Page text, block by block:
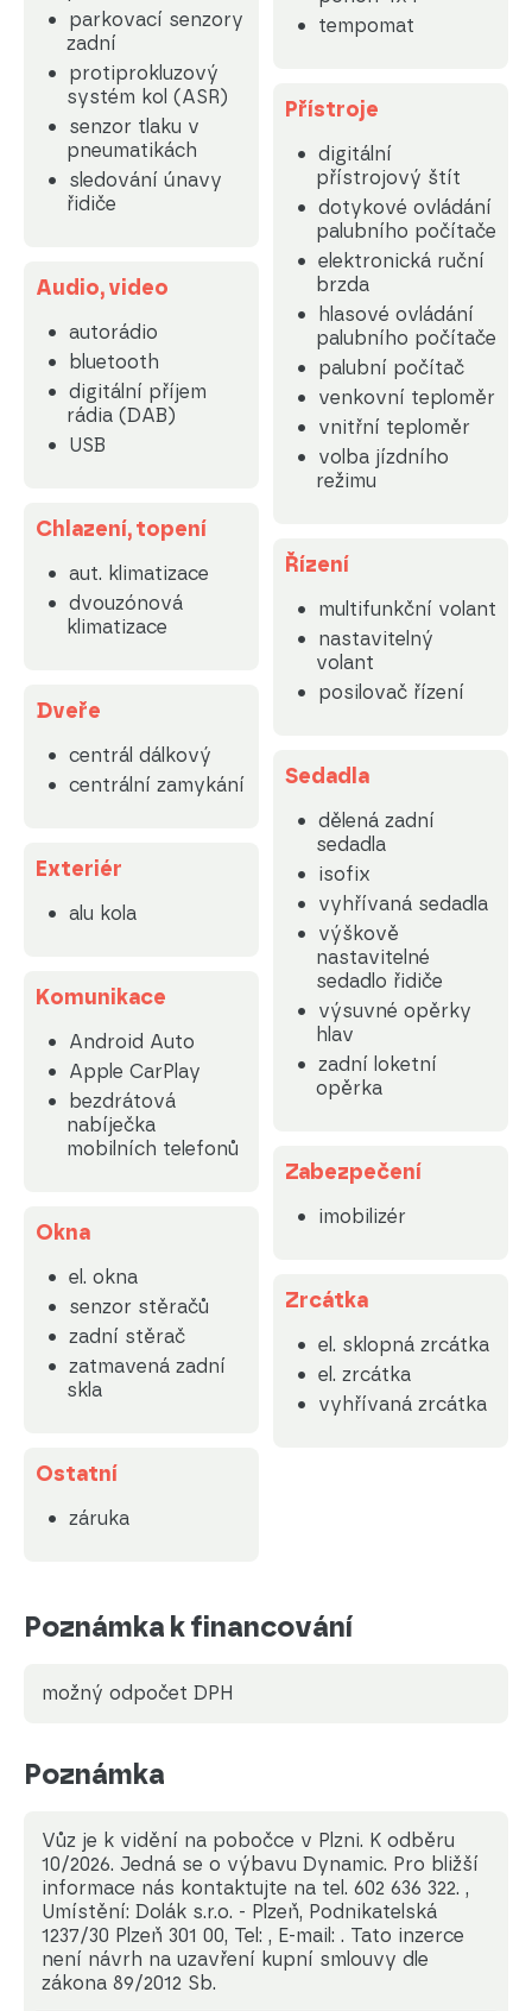
parkovací senzory
zadní
protiprokluzový
systém kol (ASR)
senzor tlaku v
pneumatikách
sledování únavy
řidiče
Audio, video
autorádio
bluetooth
digitální příjem
rádia (DAB)
USB
Chlazení, topení
aut. klimatizace
dvouzónová
klimatizace
Dveře
centrál dálkový
centrální zamykání
Exteriér
alu kola
Komunikace
Android Auto
Apple CarPlay
bezdrátová
nabíječka
mobilních telefonů
Okna
el. okna
senzor stěračů
zadní stěrač
zatmavená zadní
skla
Ostatní
záruka
tempomat
Přístroje
digitální
přístrojový štít
dotykové ovládání
palubního počítače
elektronická ruční
brzda
hlasové ovládání
palubního počítače
palubní počítač
venkovní teploměr
vnitřní teploměr
volba jízdního
režimu
Řízení
multifunkční volant
nastavitelný
volant
posilovač řízení
Sedadla
dělená zadní
sedadla
isofix
vyhřívaná sedadla
výškově
nastavitelné
sedadlo řidiče
výsuvné opěrky
hlav
zadní loketní
opěrka
Zabezpečení
imobilizér
Zrcátka
el. sklopná zrcátka
el. zrcátka
vyhřívaná zrcátka
Poznámka k financování
možný odpočet DPH
Poznámka
Vůz je k vidění na pobočce v Plzni. K odběru
10/2026. Jedná se o výbavu Dynamic. Pro bližší
informace nás kontaktujte na tel. 602 636 322. ,
Umístění: Dolák s.r.o. - Plzeň, Podnikatelská
1237/30 Plzeň 301 00, Tel: , E-mail: . Tato inzerce
není návrh na uzavření kupní smlouvy dle
zákona 89/2012 Sb.